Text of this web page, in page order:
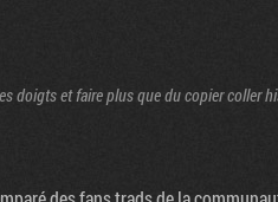
doigts et faire plus que du copier coller